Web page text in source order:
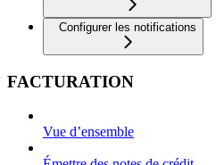
Configurer les notifications
FACTURATION
Vue d’ensemble